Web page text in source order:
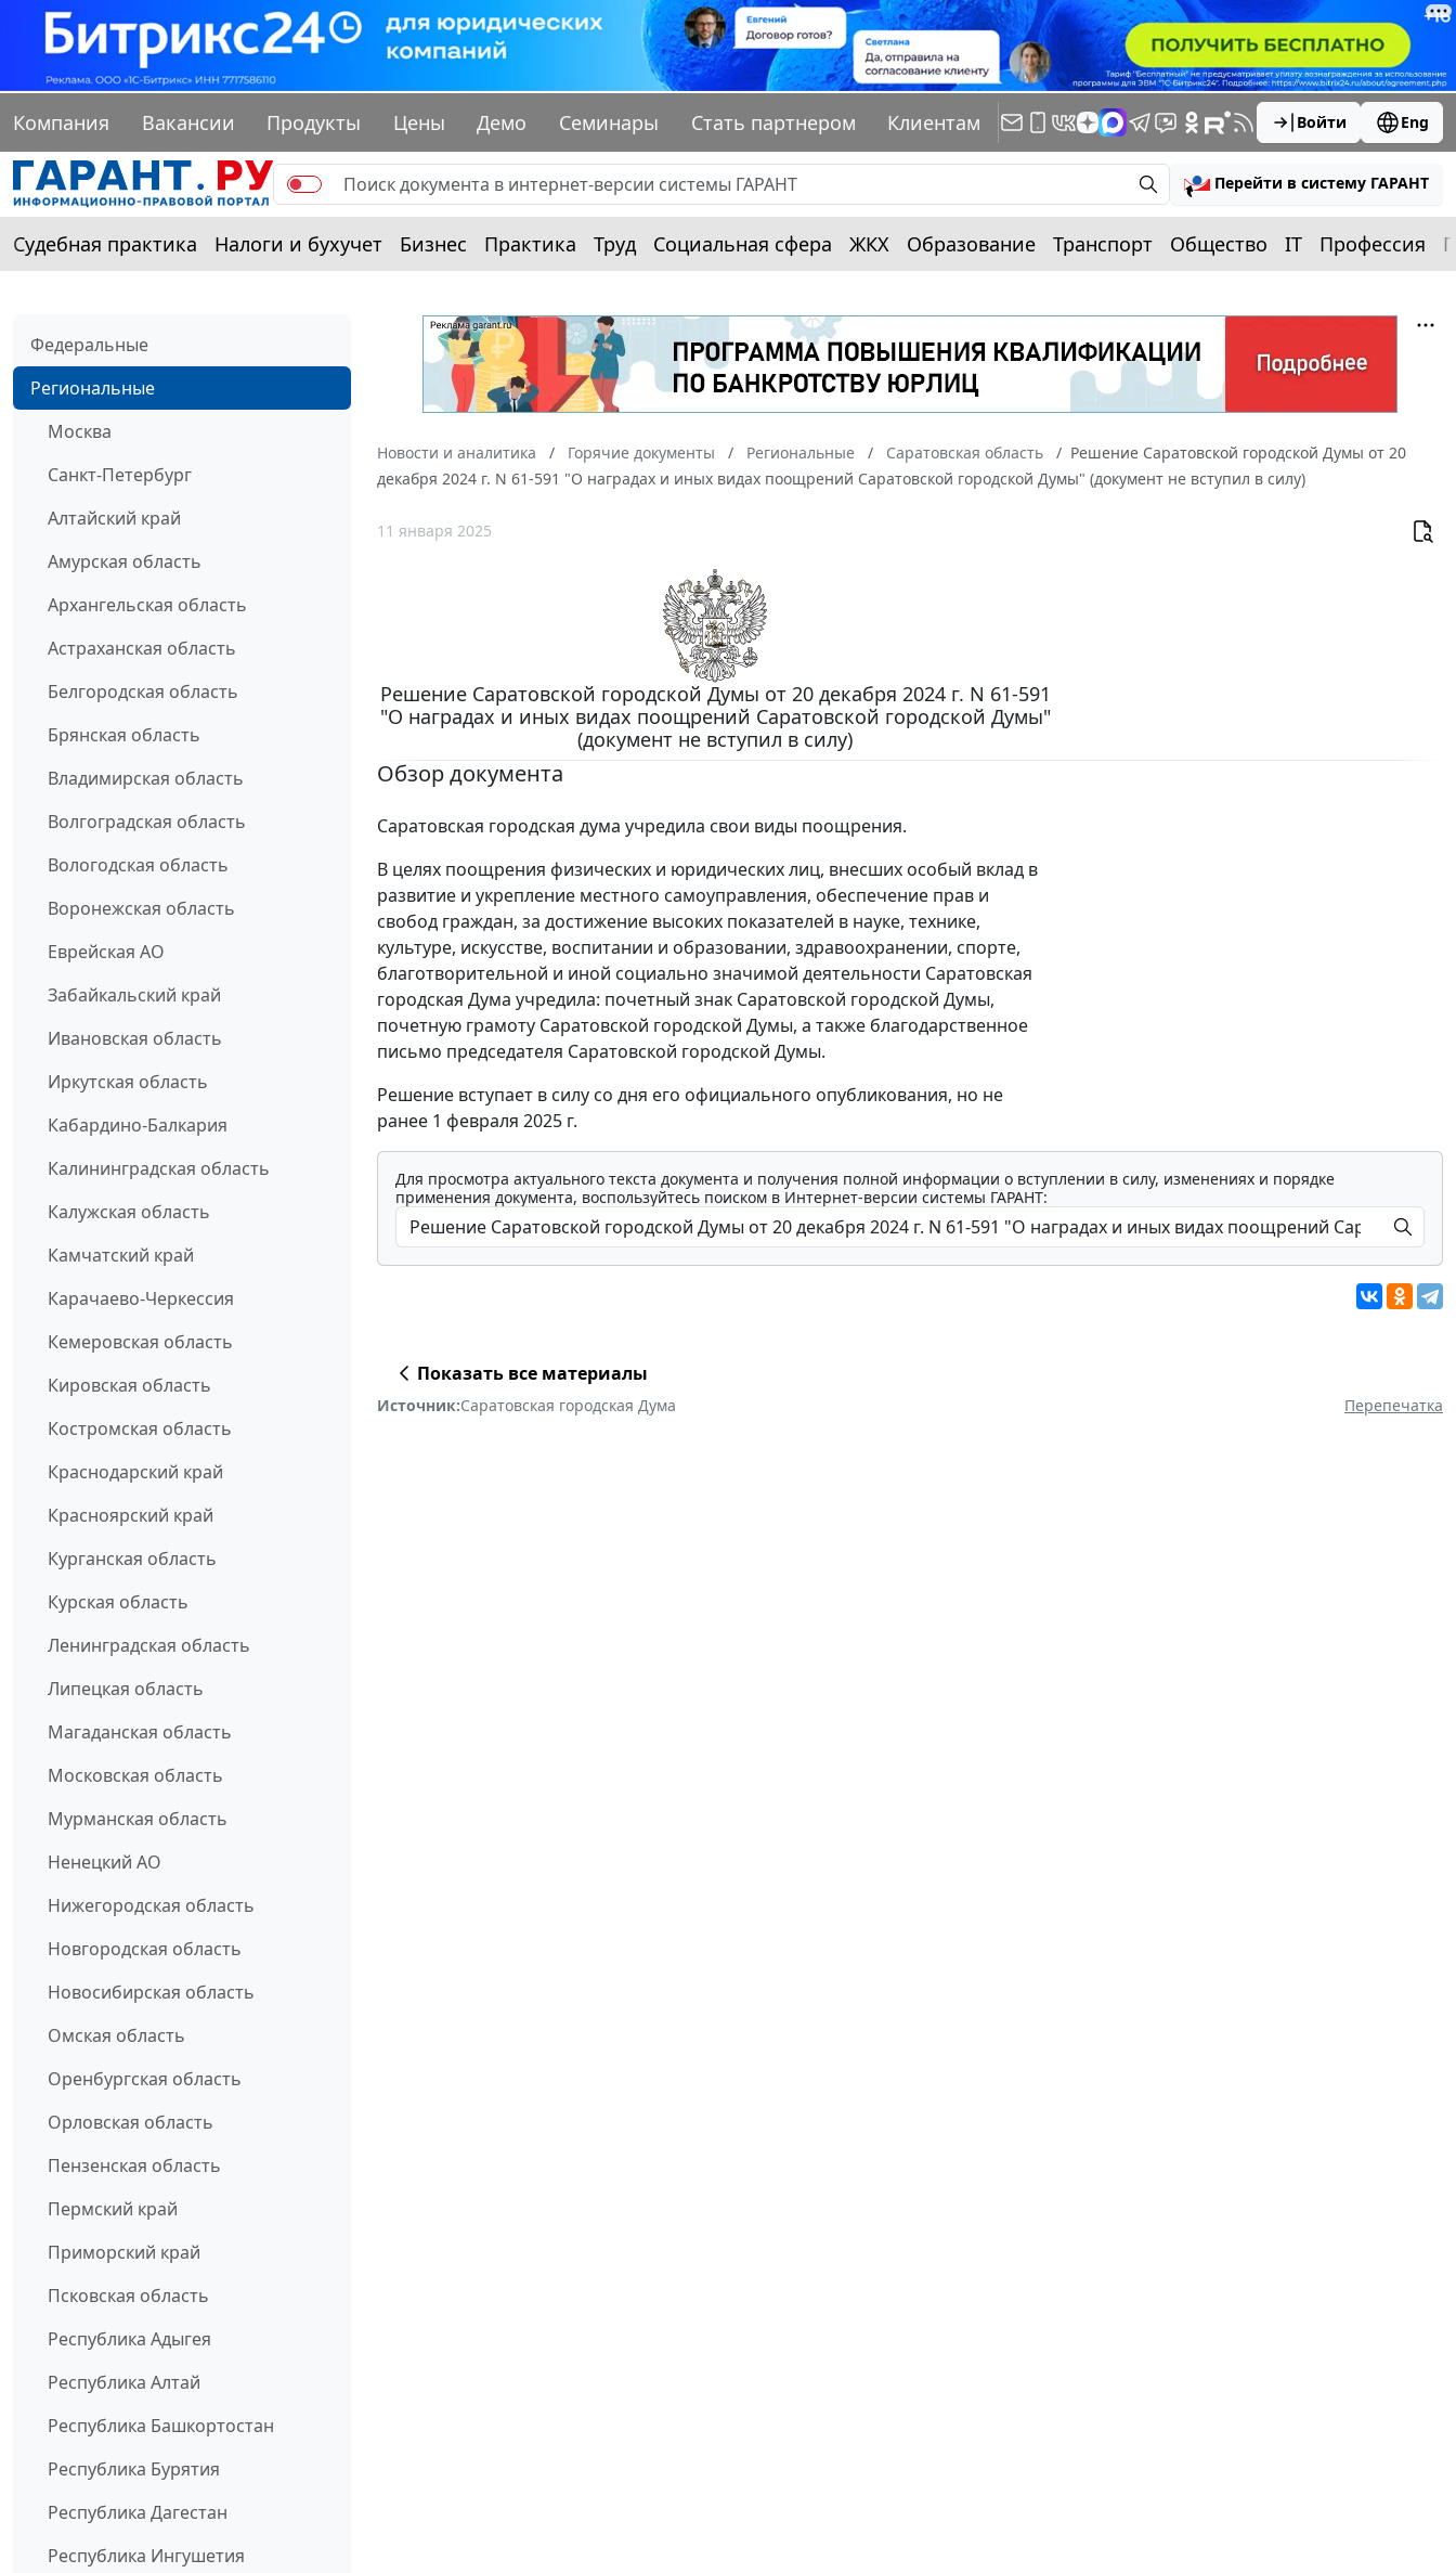
Компания Вакансии Продукты Цены Демо Семинары Стать партнером Клиентам Войти Eng
Перейти в систему ГАРАНТ
Судебная практика Налоги и бухучет Бизнес Практика Труд Социальная сфера ЖКХ Образование Транспорт Общество IT Профессия
Федеральные
Региональные
Москва
Санкт-Петербург
Алтайский край
Амурская область
Архангельская область
Астраханская область
Белгородская область
Брянская область
Владимирская область
Волгоградская область
Вологодская область
Воронежская область
Еврейская АО
Забайкальский край
Ивановская область
Иркутская область
Кабардино-Балкария
Калининградская область
Калужская область
Камчатский край
Карачаево-Черкессия
Кемеровская область
Кировская область
Костромская область
Краснодарский край
Красноярский край
Курганская область
Курская область
Ленинградская область
Липецкая область
Магаданская область
Московская область
Мурманская область
Ненецкий АО
Нижегородская область
Новгородская область
Новосибирская область
Омская область
Оренбургская область
Орловская область
Пензенская область
Пермский край
Приморский край
Псковская область
Республика Адыгея
Республика Алтай
Республика Башкортостан
Республика Бурятия
Республика Дагестан
Республика Ингушетия
Новости и аналитика Горячие документы Региональные Саратовская область
Решение Саратовской городской Думы от 20
декабря 2024 г. N 61-591 "О наградах и иных видах поощрений Саратовской городской Думы" (документ не вступил в силу)
11 января 2025
Решение Саратовской городской Думы от 20 декабря 2024 г. N 61-591
"О наградах и иных видах поощрений Саратовской городской Думы"
(документ не вступил в силу)
Обзор документа
Саратовская городская дума учредила свои виды поощрения.
В целях поощрения физических и юридических лиц, внесших особый вклад в
развитие и укрепление местного самоуправления, обеспечение прав и
свобод граждан, за достижение высоких показателей в науке, технике,
культуре, искусстве, воспитании и образовании, здравоохранении, спорте,
благотворительной и иной социально значимой деятельности Саратовская
городская Дума учредила: почетный знак Саратовской городской Думы,
почетную грамоту Саратовской городской Думы, а также благодарственное
письмо председателя Саратовской городской Думы.
Решение вступает в силу со дня его официального опубликования, но не
ранее 1 февраля 2025 г.
Для просмотра актуального текста документа и получения полной информации о вступлении в силу, изменениях и порядке
применения документа, воспользуйтесь поиском в Интернет-версии системы ГАРАНТ:
Показать все материалы
Источник:Саратовская городская Дума Перепечатка